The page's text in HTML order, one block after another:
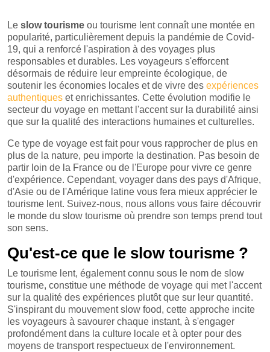
Le slow tourisme ou tourisme lent connaît une montée en
popularité, particulièrement depuis la pandémie de Covid-
19, qui a renforcé l'aspiration à des voyages plus
responsables et durables. Les voyageurs s'efforcent
désormais de réduire leur empreinte écologique, de
soutenir les économies locales et de vivre des expériences
authentiques et enrichissantes. Cette évolution modifie le
secteur du voyage en mettant l'accent sur la durabilité ainsi
que sur la qualité des interactions humaines et culturelles.
Ce type de voyage est fait pour vous rapprocher de plus en
plus de la nature, peu importe la destination. Pas besoin de
partir loin de la France ou de l'Europe pour vivre ce genre
d'expérience. Cependant, voyager dans des pays d'Afrique,
d'Asie ou de l'Amérique latine vous fera mieux apprécier le
tourisme lent. Suivez-nous, nous allons vous faire découvrir
le monde du slow tourisme où prendre son temps prend tout
son sens.
Qu'est-ce que le slow tourisme ?
Le tourisme lent, également connu sous le nom de slow
tourisme, constitue une méthode de voyage qui met l'accent
sur la qualité des expériences plutôt que sur leur quantité.
S'inspirant du mouvement slow food, cette approche incite
les voyageurs à savourer chaque instant, à s'engager
profondément dans la culture locale et à opter pour des
moyens de transport respectueux de l'environnement.